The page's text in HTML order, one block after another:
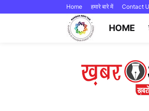
Home हमारे बारे में Contact
HOME